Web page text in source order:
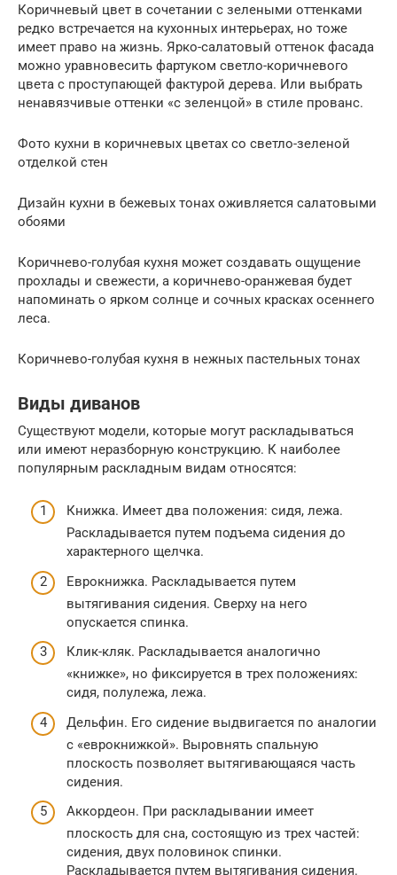
Коричневый цвет в сочетании с зелеными оттенками
редко встречается на кухонных интерьерах, но тоже
имеет право на жизнь. Ярко-салатовый оттенок фасада
можно уравновесить фартуком светло-коричневого
цвета с проступающей фактурой дерева. Или выбрать
ненавязчивые оттенки «с зеленцой» в стиле прованс.
Фото кухни в коричневых цветах со светло-зеленой
отделкой стен
Дизайн кухни в бежевых тонах оживляется салатовыми
обоями
Коричнево-голубая кухня может создавать ощущение
прохлады и свежести, а коричнево-оранжевая будет
напоминать о ярком солнце и сочных красках осеннего
леса.
Коричнево-голубая кухня в нежных пастельных тонах
Виды диванов
Существуют модели, которые могут раскладываться
или имеют неразборную конструкцию. К наиболее
популярным раскладным видам относятся:
Книжка. Имеет два положения: сидя, лежа.
Раскладывается путем подъема сидения до
характерного щелчка.
Еврокнижка. Раскладывается путем
вытягивания сидения. Сверху на него
опускается спинка.
Клик-кляк. Раскладывается аналогично
«книжке», но фиксируется в трех положениях:
сидя, полулежа, лежа.
Дельфин. Его сидение выдвигается по аналогии
с «еврокнижкой». Выровнять спальную
плоскость позволяет вытягивающаяся часть
сидения.
Аккордеон. При раскладывании имеет
плоскость для сна, состоящую из трех частей:
сидения, двух половинок спинки.
Раскладывается путем вытягивания сидения.